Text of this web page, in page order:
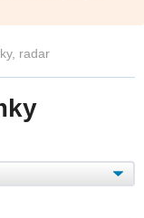
radar